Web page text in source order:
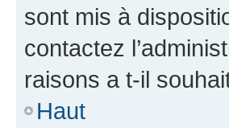
sont mis à
contactez
raisons a t-il
Haut